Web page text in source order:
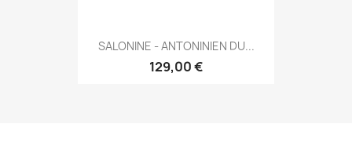
SALONINE - ANTONINIEN DU...
129,00 €